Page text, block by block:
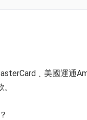
美國運通